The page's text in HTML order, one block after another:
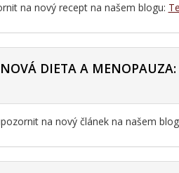
na nový recept na našem blogu:
DIETA A
na nový článek na našem